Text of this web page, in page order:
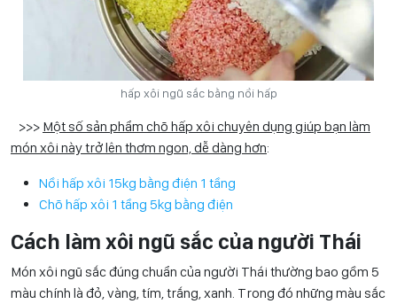
hấp xôi ngũ sắc bằng nồi hấp
>>> Một số sản phẩm chõ hấp xôi chuyên dụng giúp bạn làm
món xôi này trở lên thơm ngon, dễ dàng hơn:
Nồi hấp xôi 15kg bằng điện 1 tầng
Chõ hấp xôi 1 tầng 5kg bằng điện
Cách làm xôi ngũ sắc của người Thái
Món xôi ngũ sắc đúng chuẩn của người Thái thường bao gồm 5
màu chính là đỏ, vàng, tím, trắng, xanh. Trong đó những màu sắc